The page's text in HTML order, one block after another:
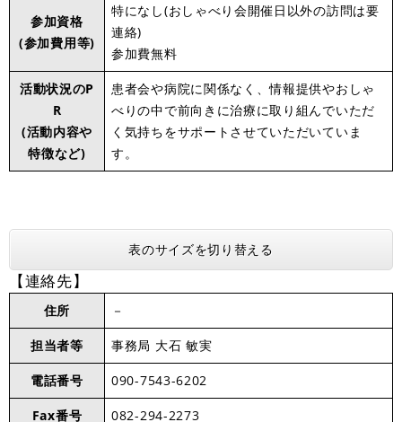
参加資格
(参加費用等)
特になし(おしゃべり会開催日以外の訪問は要
連絡)
参加費無料
活動状況のP
R
(活動内容や
特徴など)
患者会や病院に関係なく、情報提供やおしゃ
べりの中で前向きに治療に取り組んでいただ
く気持ちをサポートさせていただいていま
す。
表のサイズを切り替える
【連絡先】
住所 －
担当者等 事務局 大石 敏実
電話番号 090-7543-6202
Fax番号 082-294-2273